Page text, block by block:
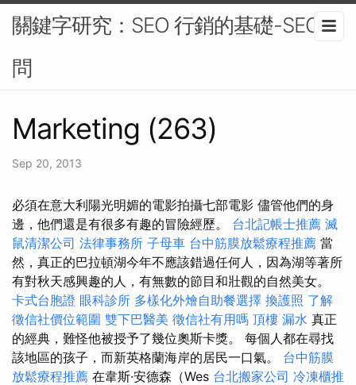
關鍵字研究：SEO 行銷的基礎-SEO顧
問
Marketing (263)
Sep 20, 2013
必須在意大利陽光明媚的電影拍攝七部電影 儘管他們的身
邊，他們還是有很多有趣的冒險經歷。 台北記帳士推薦 滅
鼠清潔公司 法律事務所 子母車 台中筋膜放鬆療程推薦 當
然，真正的巴拉頓湖今年不應該錯過任何人，因為湖等著所
有對秋天感興趣的人，有無數的節目和壯觀的自然美女。
卡式台胞證 眼科診所 多樣化外燴自助餐選擇 換護照 了解
徵信社價位範圍 雙下巴醫美 徵信社有用嗎 頂樓 漏水 真正
的經典，難怪他被授予了幾位奧斯卡獎。 每個人都在尋找
該地區的孩子，而新英格蘭海岸的居民一口氣。 台中筋膜
放鬆療程推薦 在韋斯·安德森（Wes 台北搬家公司 冷凍櫃推